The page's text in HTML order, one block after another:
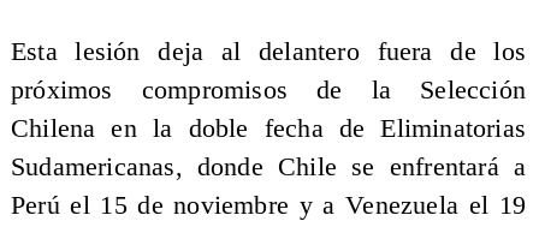
Esta lesión deja al delantero fuera de los
próximos compromisos de la Selección
Chilena en la doble fecha de Eliminatorias
Sudamericanas, donde Chile se enfrentará a
Perú el 15 de noviembre y a Venezuela el 19